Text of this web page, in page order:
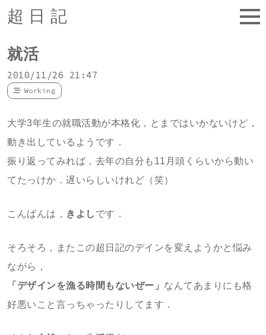
超日記
就活
2010/11/26 21:47
Working
大学3年生の就職活動が本格化，とまではいかないけど，
動き出しているようです．
振り返ってみれば，去年の自分も11月頭くらいから動い
てたっけか．遅いらしいけれど（笑）
こんばんは， きよし です．
そろそろ，またこの超日記のデインを変えようかと悩み
ながら，
「デザインを漁る時間もないぜー」 なんてあまりにも格
好悪いこと言っちゃったりしてます．